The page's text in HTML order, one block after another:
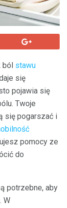
ból stawu
się
pojawia się
Twoje
się pogarszać i
pomocy ze
do
potrzebne, aby
W